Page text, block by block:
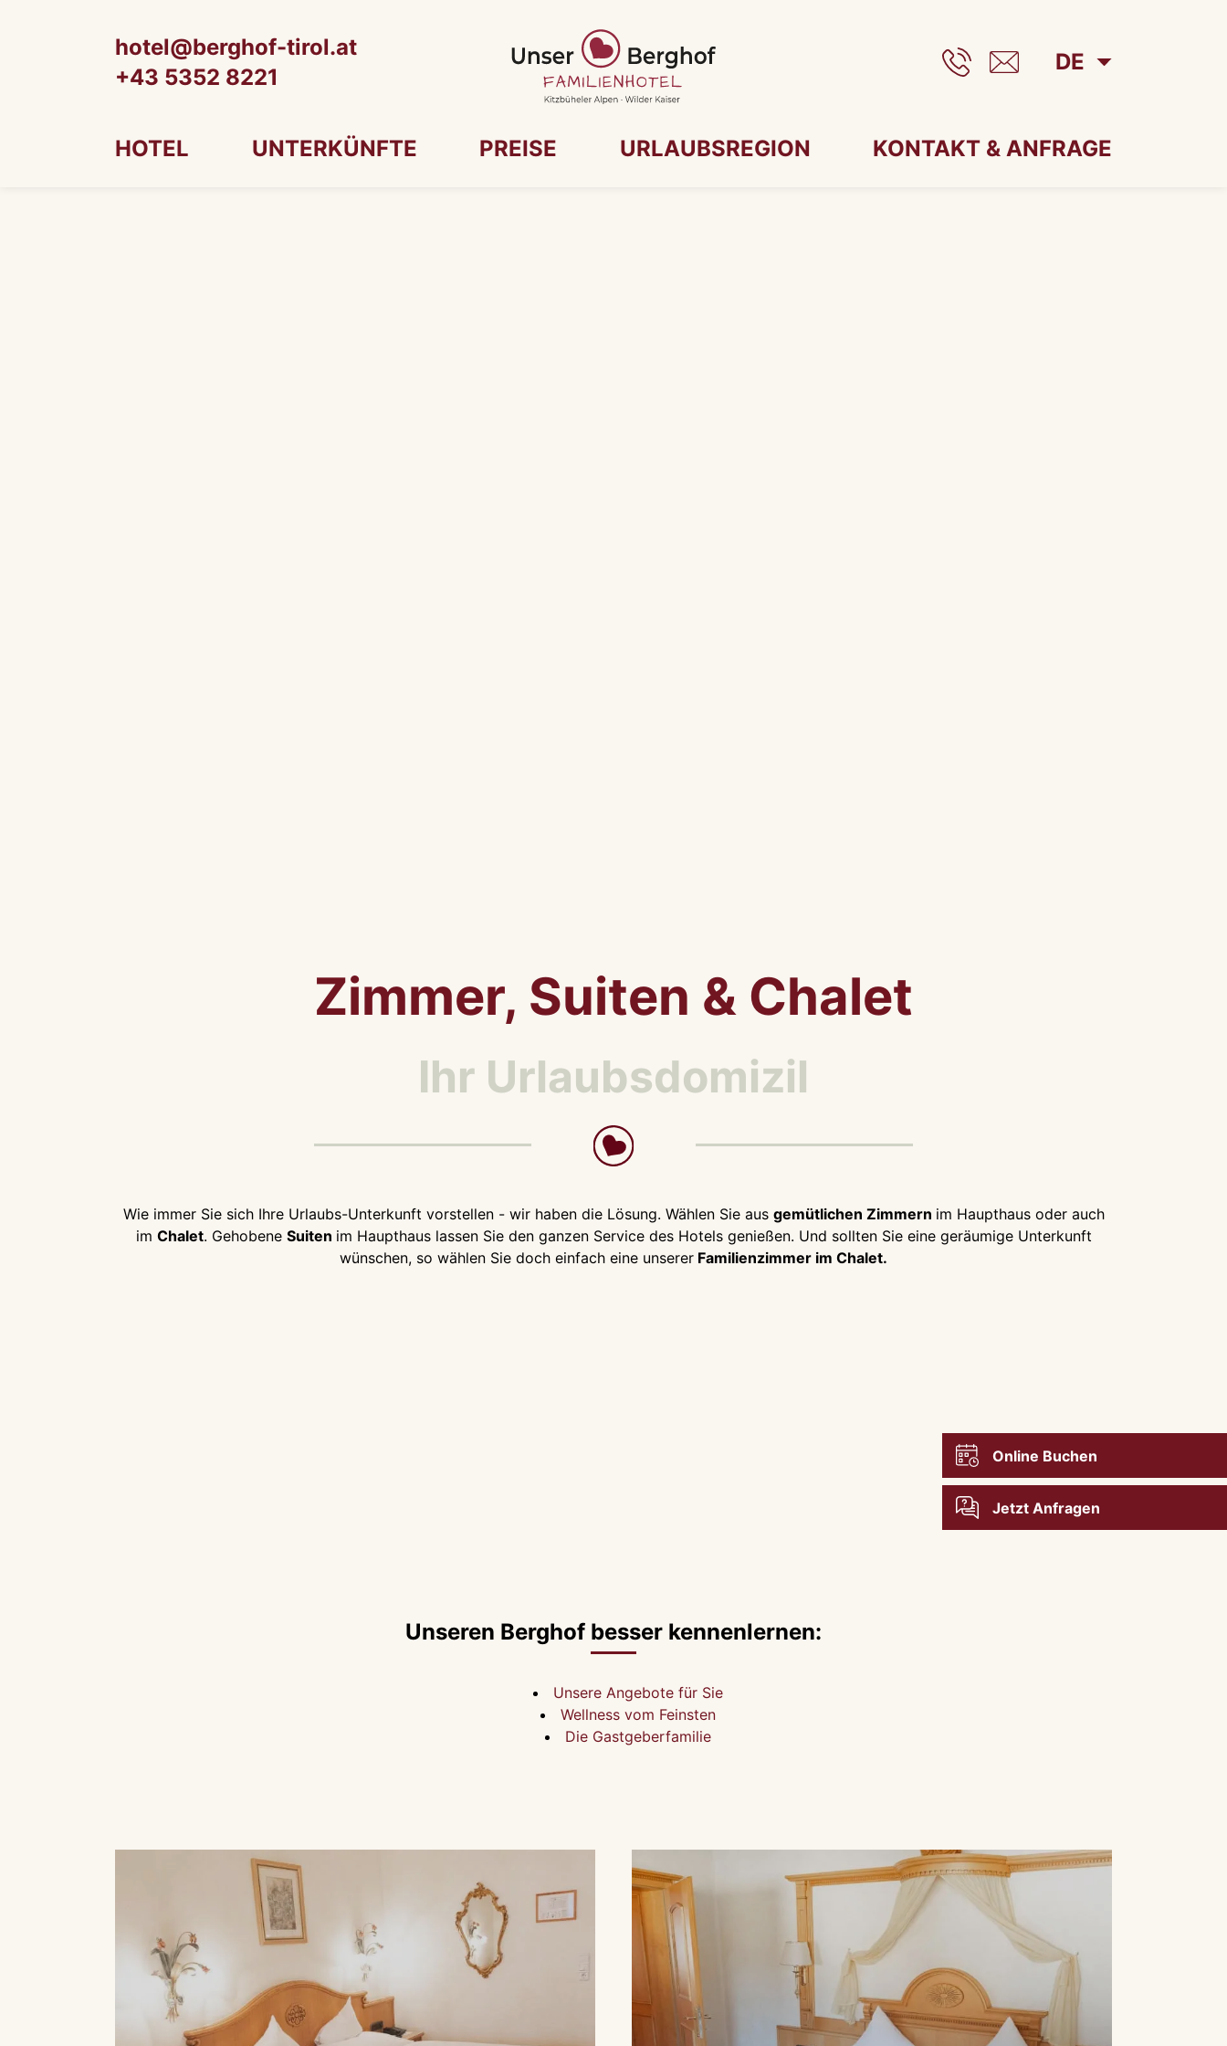
Zimmer, Suiten & Chalet
Ihr Urlaubsdomizil
Wie immer Sie sich Ihre Urlaubs-Unterkunft vorstellen - wir haben die Lösung. Wählen Sie aus gemütlichen Zimmern im Haupthaus oder auch
im Chalet. Gehobene Suiten im Haupthaus lassen Sie den ganzen Service des Hotels genießen. Und sollten Sie eine geräumige Unterkunft
wünschen, so wählen Sie doch einfach eine unserer Familienzimmer im Chalet.
Unseren Berghof besser kennenlernen:
Unsere Angebote für Sie
Wellness vom Feinsten
Die Gastgeberfamilie
hotel@berghof-tirol.at
+43 5352 8221
DE
HOTEL UNTERKÜNFTE PREISE URLAUBSREGION KONTAKT & ANFRAGE
Online Buchen
Jetzt Anfragen